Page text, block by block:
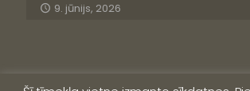
9. jūnijs, 2026